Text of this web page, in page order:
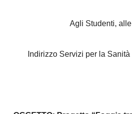
Agli Studenti,
Indirizzo Servizi per la